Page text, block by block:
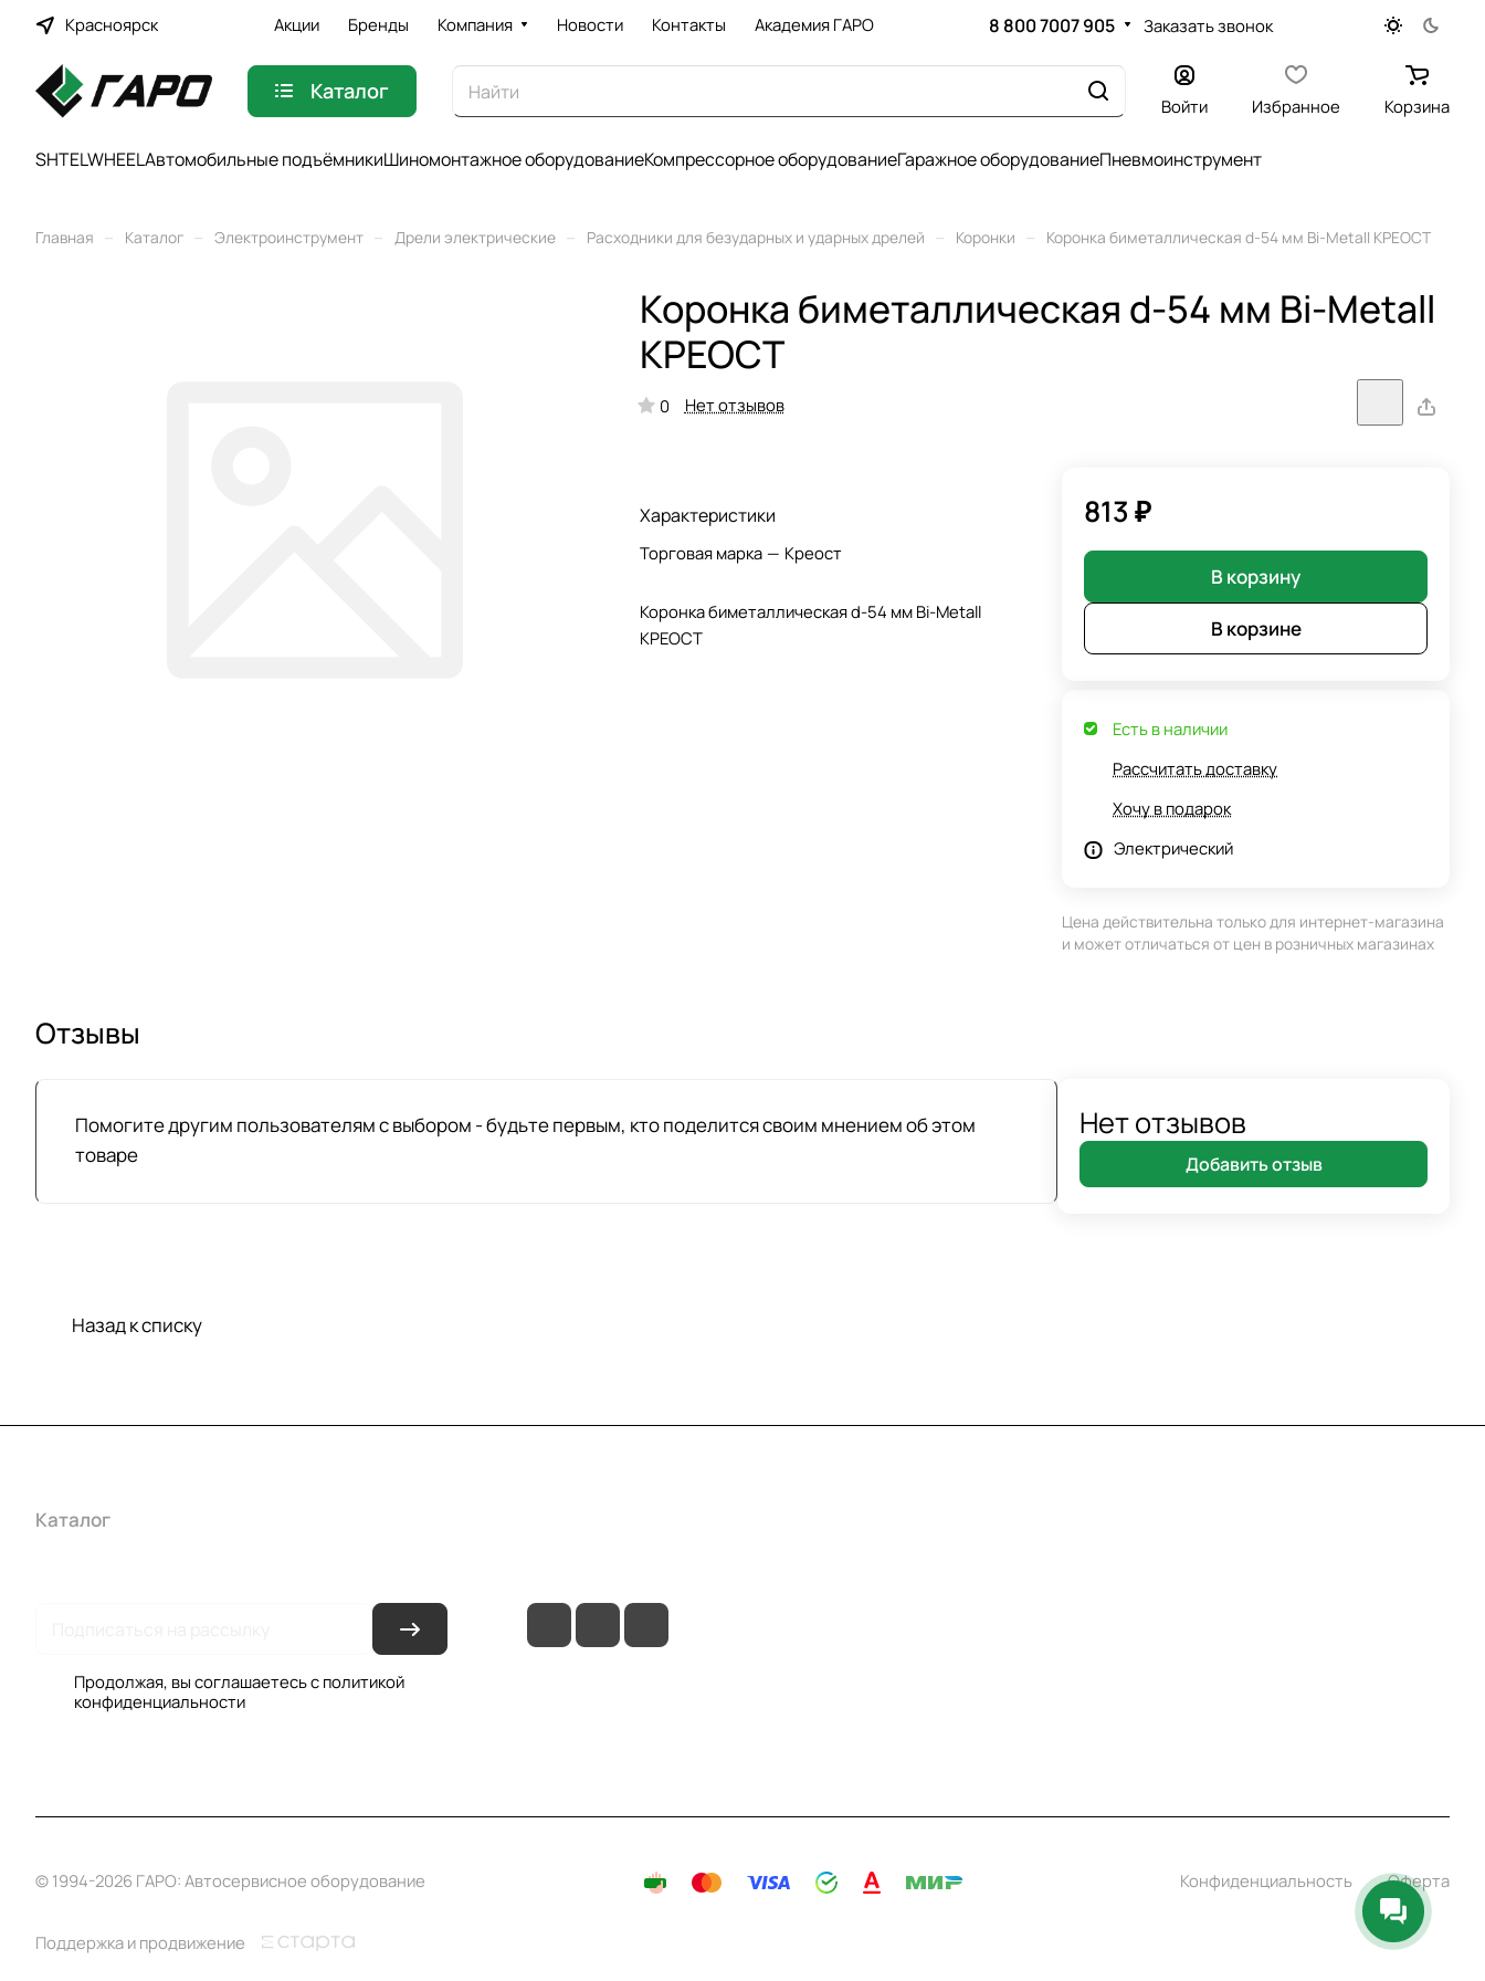
Красноярск Акции Бренды Компания Новости Контакты Академия ГАРО 8 800 7007 905 Заказать звонок
Каталог
Войти Избранное Корзина
SHTELWHEELАвтомобильные подъёмникиШиномонтажное оборудованиеКомпрессорное оборудованиеГаражное оборудованиеПневмоинструмент
Главная – Каталог – Электроинструмент – Дрели электрические – Расходники для безударных и ударных дрелей – Коронки – Коронка биметаллическая d-54 мм Bi-Metall КРЕОСТ
Коронка биметаллическая d-54 мм Bi-Metall
КРЕОСТ
0 Нет отзывов
Характеристики
Торговая марка — Креост
Коронка биметаллическая d-54 мм Bi-Metall
КРЕОСТ
813 ₽
В корзину
В корзине
Есть в наличии
Рассчитать доставку
Хочу в подарок
Электрический
Цена действительна только для интернет-магазина
и может отличаться от цен в розничных магазинах
Отзывы
Помогите другим пользователям с выбором - будьте первым, кто поделится своим мнением об этом
товаре
Нет отзывов
Добавить отзыв
Назад к списку
Каталог
Продолжая, вы соглашаетесь с политикой
конфиденциальности
© 1994-2026 ГАРО: Автосервисное оборудование Конфиденциальность Оферта
Поддержка и продвижение